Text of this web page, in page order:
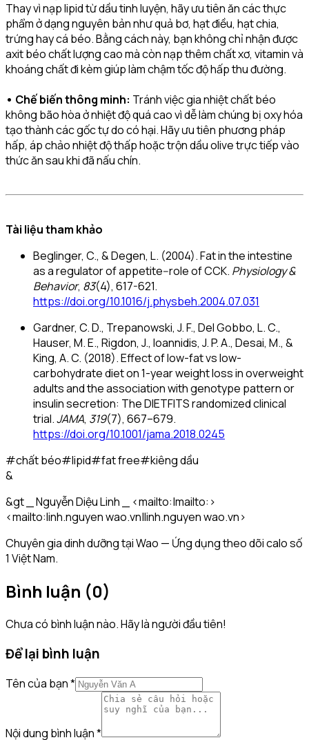
Thay vì nạp lipid từ dầu tinh luyện, hãy ưu tiên ăn các thực
phẩm ở dạng nguyên bản như quả bơ, hạt điều, hạt chia,
trứng hay cá béo. Bằng cách này, bạn không chỉ nhận được
axit béo chất lượng cao mà còn nạp thêm chất xơ, vitamin và
khoáng chất đi kèm giúp làm chậm tốc độ hấp thu đường.
• Chế biến thông minh: Tránh việc gia nhiệt chất béo
không bão hòa ở nhiệt độ quá cao vì dễ làm chúng bị oxy hóa
tạo thành các gốc tự do có hại. Hãy ưu tiên phương pháp
hấp, áp chảo nhiệt độ thấp hoặc trộn dầu olive trực tiếp vào
thức ăn sau khi đã nấu chín.
Tài liệu tham khảo
Beglinger, C., & Degen, L. (2004). Fat in the intestine
as a regulator of appetite--role of CCK. Physiology &
Behavior, 83(4), 617-621.
https://doi.org/10.1016/j.physbeh.2004.07.031
Gardner, C. D., Trepanowski, J. F., Del Gobbo, L. C.,
Hauser, M. E., Rigdon, J., Ioannidis, J. P. A., Desai, M., &
King, A. C. (2018). Effect of low-fat vs low-
carbohydrate diet on 1-year weight loss in overweight
adults and the association with genotype pattern or
insulin secretion: The DIETFITS randomized clinical
trial.JAMA, 319(7), 667–679.
https://doi.org/10.1001/jama.2018.0245
#chất béo#lipid#fat free#kiêng dầu
&
&gt _ Nguyễn Diệu Linh _ <mailto:|mailto:>
<mailto:linh.nguyen wao.vn|linh.nguyen wao.vn>
Chuyên gia dinh dưỡng tại Wao — Ứng dụng theo dõi calo số
1 Việt Nam.
Bình luận (0)
Chưa có bình luận nào. Hãy là người đầu tiên!
Để lại bình luận
Tên của bạn*
Nội dung bình luận*